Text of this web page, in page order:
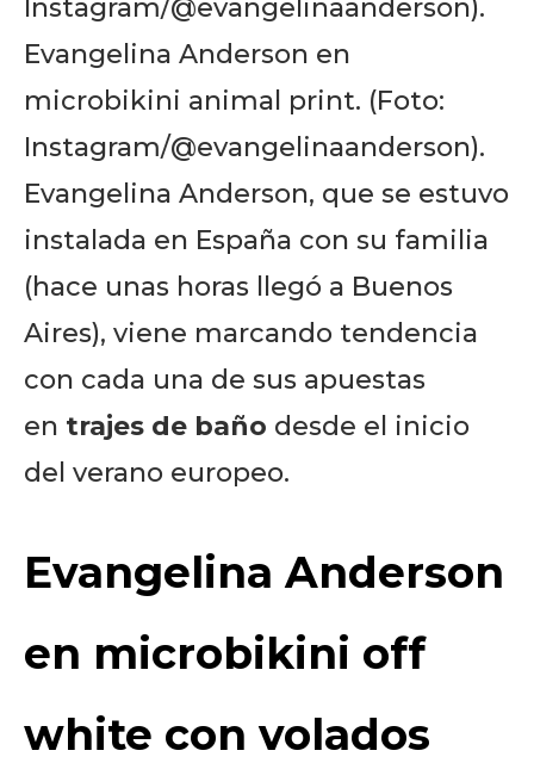
Evangelina Anderson en
microbikini animal print. (Foto:
Instagram/@evangelinaanderson).
Evangelina Anderson, que se estuvo
instalada en España con su familia
(hace unas horas llegó a Buenos
Aires), viene marcando tendencia
con cada una de sus apuestas
en trajes de baño desde el inicio
del verano europeo.
Evangelina Anderson
en microbikini off
white con volados